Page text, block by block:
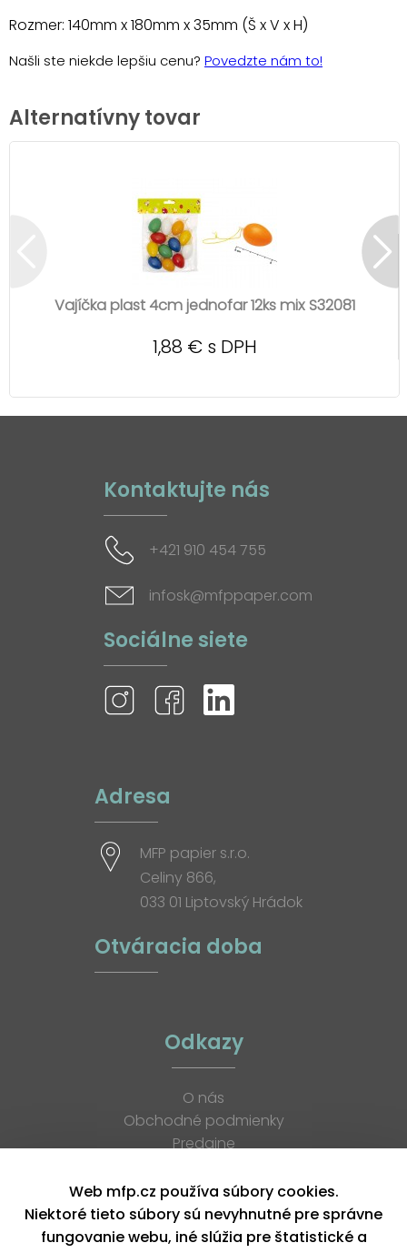
Rozmer: 140mm x 180mm x 35mm (Š x V x H)
Našli ste niekde lepšiu cenu? Povedzte nám to!
Alternatívny tovar
Vajíčka plast 4cm jednofar 12ks mix S32081
1,88 € s DPH
Kontaktujte nás
+421 910 454 755
infosk@mfppaper.com
Sociálne siete
Adresa
MFP papier s.r.o.
Celiny 866,
033 01 Liptovský Hrádok
Otváracia doba
Odkazy
O nás
Obchodné podmienky
Predajne
K stiahnutiu
Blog
Kontakt
Web mfp.cz používa súbory cookies.
Niektoré tieto súbory sú nevyhnutné pre správne
fungovanie webu, iné slúžia pre štatistické a